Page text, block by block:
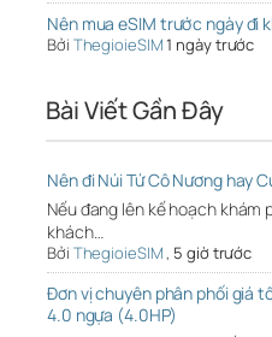
Nên mua eSIM trước ngày đi
Bởi ThegioieSIM1 ngày trước
Bài Viết Gần Đây
Nên đi Núi Tứ Cô Nương hay
Nếu đang lên kế hoạch khám
khách…
Bởi ThegioieSIM, 5 giờ trước
Đơn vị chuyên phân phối giá
4.0 ngựa (4.0HP)